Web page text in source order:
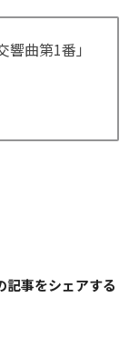
曲第1番」
記事をシェアする